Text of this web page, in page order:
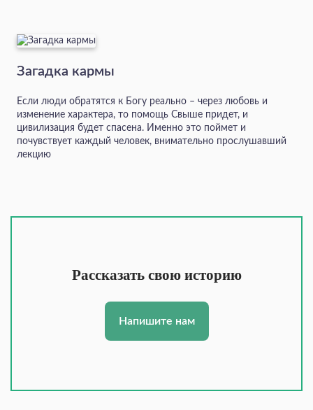
Загадка кармы
Если люди обратятся к Богу реально – через любовь и
изменение характера, то помощь Свыше придет, и
цивилизация будет спасена. Именно это поймет и
почувствует каждый человек, внимательно прослушавший
лекцию
Рассказать свою историю
Напишите нам